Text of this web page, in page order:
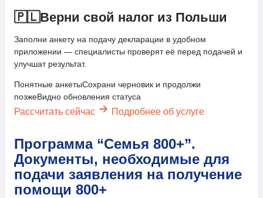
🇵🇱Верни свой налог из Польши
Заполни анкету на подачу декларации в удобном
приложении — специалисты проверят её перед подачей и
улучшат результат.
Понятные анкетыСохрани черновик и продолжи
позжеВидно обновления статуса
Рассчитать сейчас Подробнее об услуге
Программа “Семья 800+”.
Документы, необходимые для
подачи заявления на получение
помощи 800+